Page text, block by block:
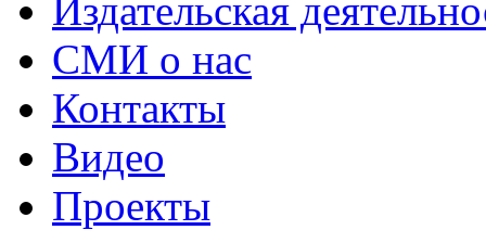
Издательская
СМИ о нас
Контакты
Видео
Проекты